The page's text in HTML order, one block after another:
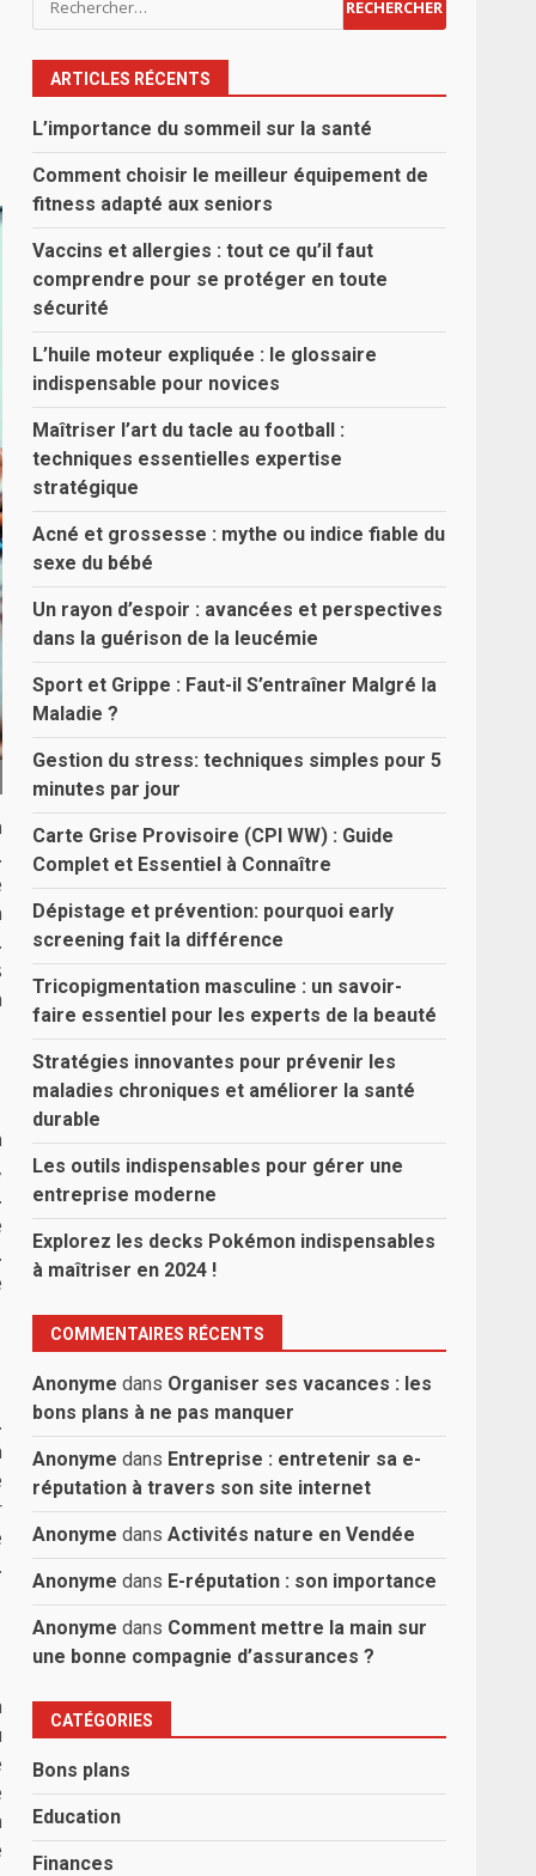
ARTICLES RÉCENTS
L’importance du sommeil sur la santé
Comment choisir le meilleur équipement de
fitness adapté aux seniors
Vaccins et allergies : tout ce qu’il faut
comprendre pour se protéger en toute
sécurité
L’huile moteur expliquée : le glossaire
indispensable pour novices
Maîtriser l’art du tacle au football :
techniques essentielles expertise
stratégique
Acné et grossesse : mythe ou indice fiable du
sexe du bébé
Un rayon d’espoir : avancées et perspectives
dans la guérison de la leucémie
Sport et Grippe : Faut-il S’entraîner Malgré la
Maladie ?
Gestion du stress: techniques simples pour 5
minutes par jour
Carte Grise Provisoire (CPI WW) : Guide
Complet et Essentiel à Connaître
Dépistage et prévention: pourquoi early
screening fait la différence
Tricopigmentation masculine : un savoir-
faire essentiel pour les experts de la beauté
Stratégies innovantes pour prévenir les
maladies chroniques et améliorer la santé
durable
Les outils indispensables pour gérer une
entreprise moderne
Explorez les decks Pokémon indispensables
à maîtriser en 2024 !
COMMENTAIRES RÉCENTS
Anonyme dans Organiser ses vacances : les
bons plans à ne pas manquer
Anonyme dans Entreprise : entretenir sa e-
réputation à travers son site internet
Anonyme dansActivités nature en Vendée
Anonyme dans E-réputation : son importance
Anonyme dans Comment mettre la main sur
une bonne compagnie d’assurances ?
CATÉGORIES
Bons plans
Education
Finances